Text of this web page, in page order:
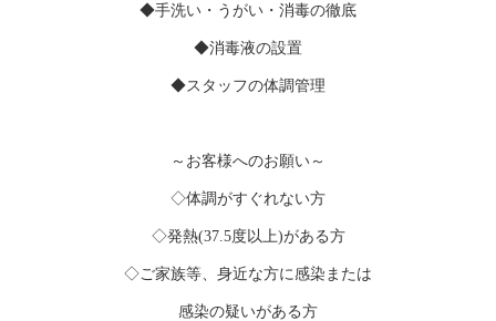
◆手洗い・うがい・消毒の徹底
◆消毒液の設置
◆スタッフの体調管理
～お客様へのお願い～
◇体調がすぐれない方
◇発熱(37.5度以上)がある方
◇ご家族等、身近な方に感染または
感染の疑いがある方